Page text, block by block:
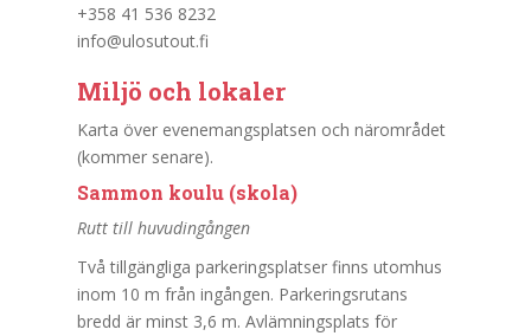
+358 41 536 8232
info@ulosutout.fi
Miljö och lokaler
Karta över evenemangsplatsen och närområdet
(kommer senare).
Sammon koulu (skola)
Rutt till huvudingången
Två tillgängliga parkeringsplatser finns utomhus
inom 10 m från ingången. Parkeringsrutans
bredd är minst 3,6 m. Avlämningsplats för